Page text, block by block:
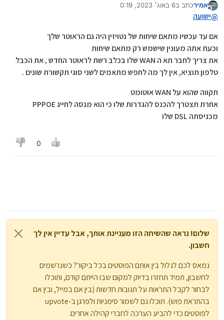
אופטי)
כיצד אני יכול לבצע הצלבה בין שני הראוטרים בכדי שיעבדו
שניהם יחד? כלומר שהראוטר של נטויז'ן ישאב מידע מהראוטר
של אתרוג?
תודה ענקית!!!!
מנותק
אמירכתב ב6 באוג׳ 2023, 0:19
נערך לאחרונה על ידי
@ישועה
אם עד עכשיו מתאם שיחות של נטויזין היה גם הראוטר שלך
וכעת אתה מעונין שישמש רק מתאם שיחות
את צריך לחבר תא ה WAN שלו בכלב רשת לראוטר החדש , את הכבל
טלפון תוציא, אין לך מה לחפש מתאמים לשני סוגי תקשורת שונים .
תקווה שהוא על WAN אוטומט
אחרת תצטרך להכנס להגדרות שלו כי הוא מנסה לחייג PPPOE
מכניסתה DSL שלו
0
שלום! נראה שהשיחה הזו מעניינת אותך, אבל עדיין אין לך
חשבון.
נמאס לכם לגלול בין אותם הפוסטים בכל ביקור? כשנרשמים
לחשבון, תמיד תחזרו בדיוק למקום שבו הייתם קודם, ותוכלו
לבחור לקבל התראות על תגובות חדשות (בין אם במייל, ובין אם
בהתראת פוש). תוכלו גם לשמור סימניות ולפרגן ב-upvote
לפוסטים כדי להביע הערכה לחברי קהילה אחרים.